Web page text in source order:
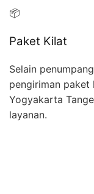
📦
Paket Kilat
Selain
pengiriman
Yogyakarta
layanan.